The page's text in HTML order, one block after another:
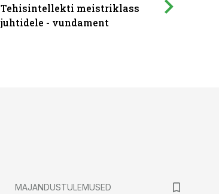
Tehisintellekti meistriklass
juhtidele - vundament
MAJANDUSTULEMUSED